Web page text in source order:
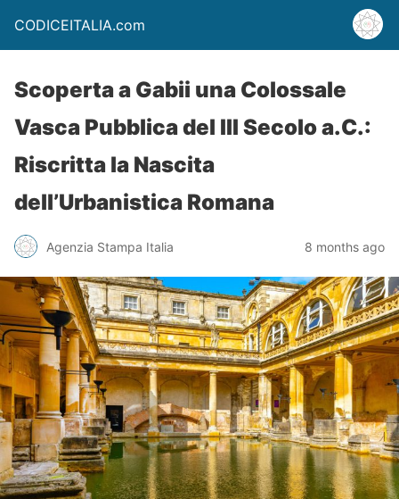
CODICEITALIA.com
Scoperta a Gabii una Colossale
Vasca Pubblica del III Secolo a.C.:
Riscritta la Nascita
dell’Urbanistica Romana
Agenzia Stampa Italia 8 months ago